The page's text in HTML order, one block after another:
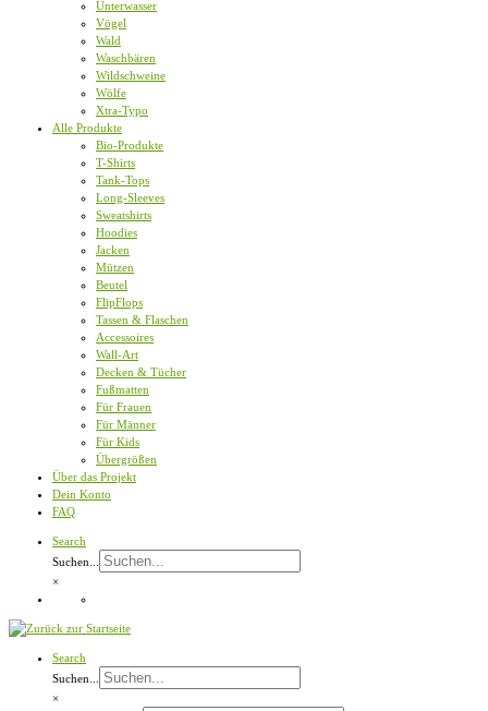
Unterwasser
Vögel
Wald
Waschbären
Wildschweine
Wölfe
Xtra-Typo
Alle Produkte
Bio-Produkte
T-Shirts
Tank-Tops
Long-Sleeves
Sweatshirts
Hoodies
Jacken
Mützen
Beutel
FlipFlops
Tassen & Flaschen
Accessoires
Wall-Art
Decken & Tücher
Fußmatten
Für Frauen
Für Männer
Für Kids
Übergrößen
Über das Projekt
Dein Konto
FAQ
Search
Suchen...
×
Search
Suchen...
×